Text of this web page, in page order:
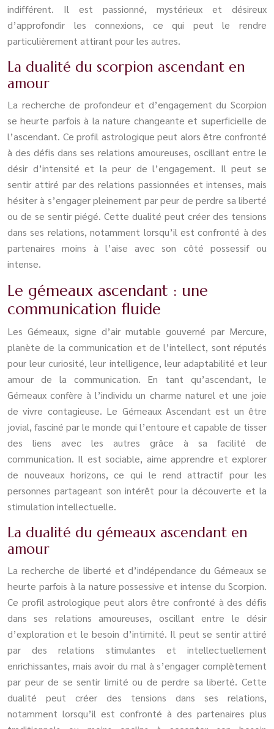
indifférent. Il est passionné, mystérieux et désireux
d’approfondir les connexions, ce qui peut le rendre
particulièrement attirant pour les autres.
La dualité du scorpion ascendant en
amour
La recherche de profondeur et d’engagement du Scorpion
se heurte parfois à la nature changeante et superficielle de
l’ascendant. Ce profil astrologique peut alors être confronté
à des défis dans ses relations amoureuses, oscillant entre le
désir d’intensité et la peur de l’engagement. Il peut se
sentir attiré par des relations passionnées et intenses, mais
hésiter à s’engager pleinement par peur de perdre sa liberté
ou de se sentir piégé. Cette dualité peut créer des tensions
dans ses relations, notamment lorsqu’il est confronté à des
partenaires moins à l’aise avec son côté possessif ou
intense.
Le gémeaux ascendant : une
communication fluide
Les Gémeaux, signe d’air mutable gouverné par Mercure,
planète de la communication et de l’intellect, sont réputés
pour leur curiosité, leur intelligence, leur adaptabilité et leur
amour de la communication. En tant qu’ascendant, le
Gémeaux confère à l’individu un charme naturel et une joie
de vivre contagieuse. Le Gémeaux Ascendant est un être
jovial, fasciné par le monde qui l’entoure et capable de tisser
des liens avec les autres grâce à sa facilité de
communication. Il est sociable, aime apprendre et explorer
de nouveaux horizons, ce qui le rend attractif pour les
personnes partageant son intérêt pour la découverte et la
stimulation intellectuelle.
La dualité du gémeaux ascendant en
amour
La recherche de liberté et d’indépendance du Gémeaux se
heurte parfois à la nature possessive et intense du Scorpion.
Ce profil astrologique peut alors être confronté à des défis
dans ses relations amoureuses, oscillant entre le désir
d’exploration et le besoin d’intimité. Il peut se sentir attiré
par des relations stimulantes et intellectuellement
enrichissantes, mais avoir du mal à s’engager complètement
par peur de se sentir limité ou de perdre sa liberté. Cette
dualité peut créer des tensions dans ses relations,
notamment lorsqu’il est confronté à des partenaires plus